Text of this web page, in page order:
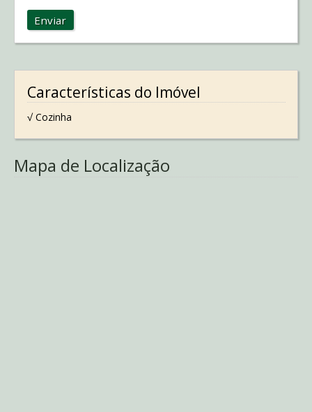
Enviar
Características do Imóvel
√ Cozinha
Mapa de Localização